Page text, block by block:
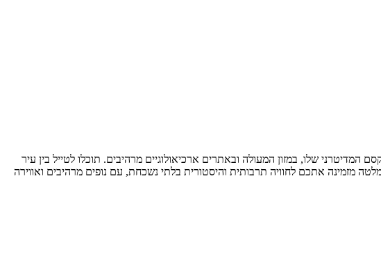
שלו, במזון המעולה ובאתרים ארכיאולוגיים מרהיבים. תוכלו לטייל בין עיר
מזמינה אתכם לחוויה תרבותית והיסטורית בלתי נשכחת, עם נופים מרהיבים ואווירה